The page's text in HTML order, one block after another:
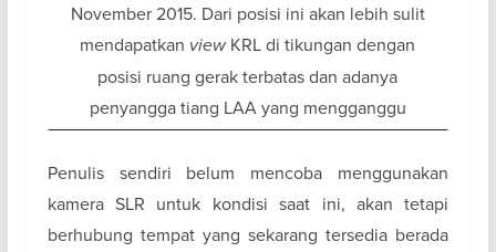
November 2015. Dari posisi ini akan lebih sulit
mendapatkan viewKRL di tikungan dengan
posisi ruang gerak terbatas dan adanya
penyangga tiang LAA yang mengganggu
Penulis sendiri belum mencoba menggunakan
kamera SLR untuk kondisi saat ini, akan tetapi
berhubung tempat yang sekarang tersedia berada